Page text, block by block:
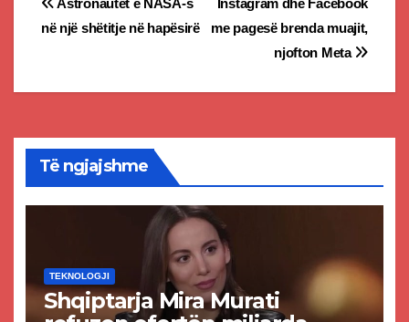
Post
navigation
me pagesë brenda muajit,
njofton Meta
në një shëtitje në hapësirë
Të ngjajshme
TEKNOLOGJI
Shqiptarja Mira Murati